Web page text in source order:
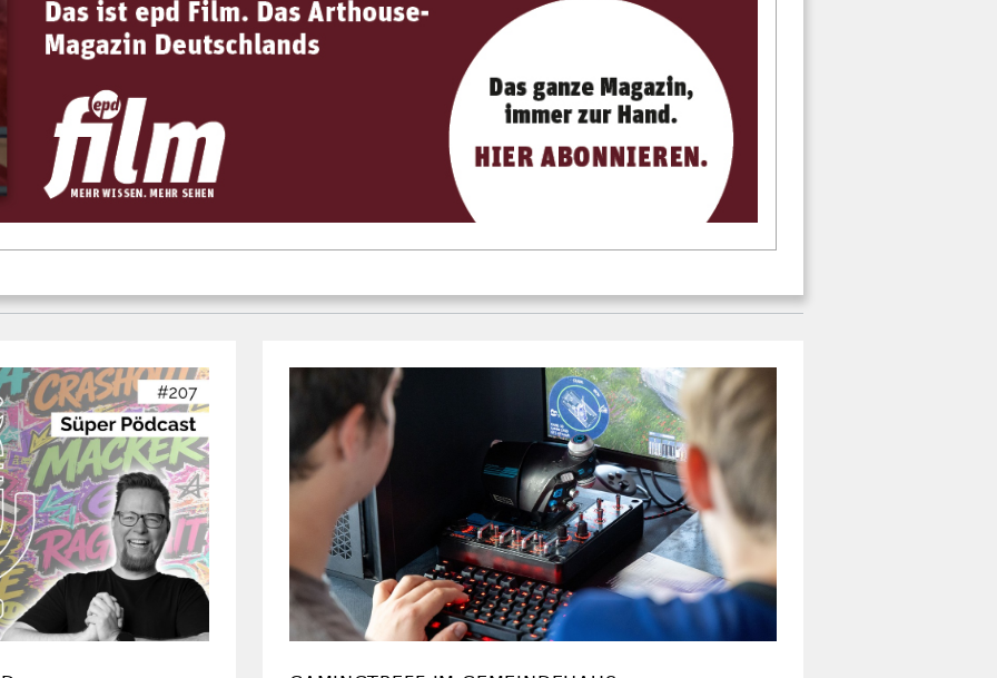
die
GAMINGTREFF IM GEMEINDEHAUS
So verbindet kirchliche
Jugendarbeit Teenies beim
Zocken